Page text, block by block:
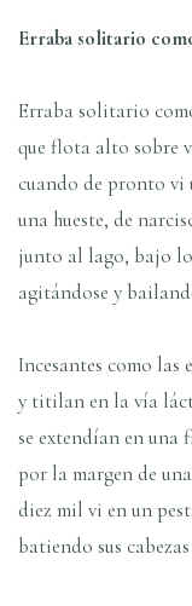
Erraba solitario
Erraba solitario
que flota alto sobre
cuando de pronto vi
una hueste, de
junto al lago, bajo
agitándose y
Incesantes como
y titilan en la ví­a
se extendí­an en
por la margen de
diez mil vi en un
batiendo sus